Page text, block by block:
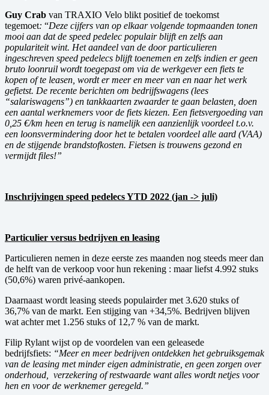
Guy Crab van TRAXIO Velo blikt positief de toekomst
tegemoet: “Deze cijfers van op elkaar volgende topmaanden tonen
mooi aan dat de speed pedelec populair blijft en zelfs aan
populariteit wint. Het aandeel van de door particulieren
ingeschreven speed pedelecs blijft toenemen en zelfs indien er geen
bruto loonruil wordt toegepast om via de werkgever een fiets te
kopen of te leasen, wordt er meer en meer van en naar het werk
gefietst. De recente berichten om bedrijfswagens (lees
“salariswagens”) en tankkaarten zwaarder te gaan belasten, doen
een aantal werknemers voor de fiets kiezen. Een fietsvergoeding van
0,25 €/km heen en terug is namelijk een aanzienlijk voordeel t.o.v.
een loonsvermindering door het te betalen voordeel alle aard (VAA)
en de stijgende brandstofkosten. Fietsen is trouwens gezond en
vermijdt files!”
Inschrijvingen speed pedelecs YTD 2022 (jan -> juli)
Particulier versus bedrijven en leasing
Particulieren nemen in deze eerste zes maanden nog steeds meer dan
de helft van de verkoop voor hun rekening : maar liefst 4.992 stuks
(50,6%) waren privé-aankopen.
Daarnaast wordt leasing steeds populairder met 3.620 stuks of
36,7% van de markt. Een stijging van +34,5%. Bedrijven blijven
wat achter met 1.256 stuks of 12,7 % van de markt.
Filip Rylant wijst op de voordelen van een geleasede
bedrijfsfiets: “Meer en meer bedrijven ontdekken het gebruiksgemak
van de leasing met minder eigen administratie, en geen zorgen over
onderhoud, verzekering of restwaarde want alles wordt netjes voor
hen en voor de werknemer geregeld.”